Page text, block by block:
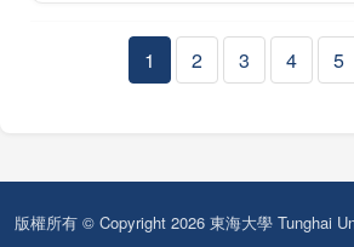
1 2 3 4 5
版權所有 © Copyright 2026 東海大學 Tunghai